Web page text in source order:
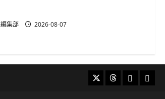
編集部 2026-08-07
X ThreadsBluesky